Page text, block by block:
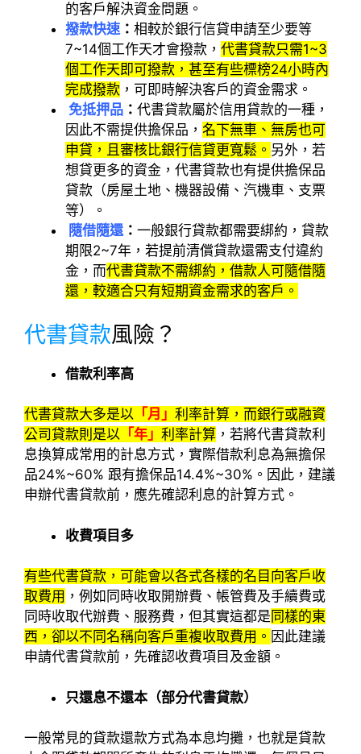
的客戶解決資金問題。
撥款快速： 相較於銀行信貸申請至少要等
7~14個工作天才會撥款， 代書貸款只需1~3
個工作天即可撥款，甚至有些標榜24小時內
完成撥款 ，可即時解決客戶的資金需求。
免抵押品 ： 代書貸款屬於信用貸款的一種，
因此不需提供擔保品， 名下無車、無房也可
申貸，且審核比銀行信貸更寬鬆。 另外，若
想貸更多的資金，代書貸款也有提供擔保品
貸款（房屋土地、機器設備、汽機車、支票
等）。
隨借隨還： 一般銀行貸款都需要綁約，貸款
期限2~7年，若提前清償貸款還需支付違約
金，而代書貸款不需綁約，借款人可隨借隨
還，較適合只有短期資金需求的客戶。
代書貸款風險？
借款利率高
代書貸款大多是以 「月」 利率計算，而銀行或融資
公司貸款則是以 「年」 利率計算 ，若將代書貸款利
息換算成常用的計息方式，實際借款利息為無擔保
品24%~60% 跟有擔保品14.4%~30%。因此，建議
申辦代書貸款前，應先確認利息的計算方式。
收費項目多
有些代書貸款，可能會以各式各樣的名目向客戶收
取費用 ，例如同時收取開辦費、帳管費及手續費或
同時收取代辦費、服務費，但其實這都是 同樣的東
西，卻以不同名稱向客戶重複收取費用。 因此建議
申請代書貸款前，先確認收費項目及金額。
只還息不還本（部分代書貸款）
一般常見的貸款還款方式為本息均攤，也就是貸款